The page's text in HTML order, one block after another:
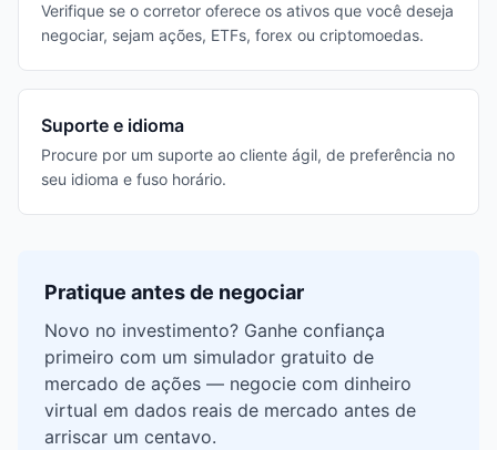
Verifique se o corretor oferece os ativos que você deseja
negociar, sejam ações, ETFs, forex ou criptomoedas.
Suporte e idioma
Procure por um suporte ao cliente ágil, de preferência no
seu idioma e fuso horário.
Pratique antes de negociar
Novo no investimento? Ganhe confiança
primeiro com um simulador gratuito de
mercado de ações — negocie com dinheiro
virtual em dados reais de mercado antes de
arriscar um centavo.